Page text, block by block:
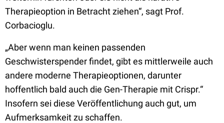
Therapieoption in Betracht ziehen“, sagt Prof.
Corbacioglu.
„Aber wenn man keinen passenden
Geschwisterspender findet, gibt es mittlerweile auch
andere moderne Therapieoptionen, darunter
hoffentlich bald auch die Gen-Therapie mit Crispr.“
Insofern sei diese Veröffentlichung auch gut, um
Aufmerksamkeit zu schaffen.